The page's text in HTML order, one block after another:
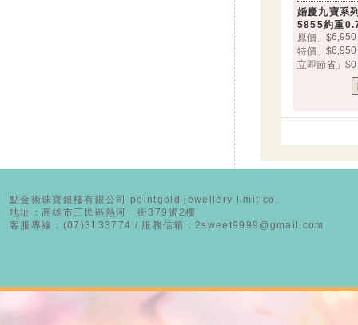
婚慶九寶系
5855約重
原價」$6,950
特價」$6,950
立即節省」$0
點金術珠寶銀樓有限公司 pointgold jewellery limit co.
地址：高雄市三民區熱河一街379號2樓
客服專線：(07)3133774 / 服務信箱：2sweet9999@gmail.com